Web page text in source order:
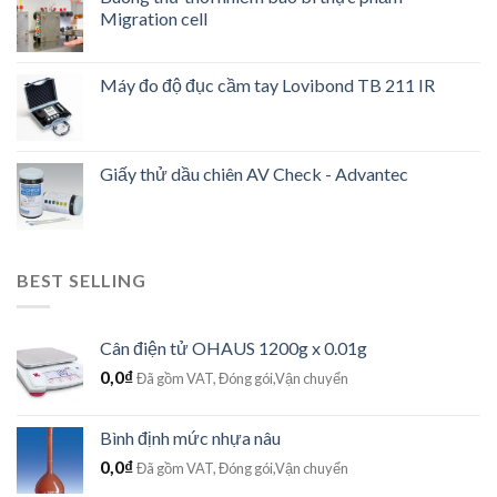
Migration cell
Máy đo độ đục cầm tay Lovibond TB 211 IR
Giấy thử dầu chiên AV Check - Advantec
BEST SELLING
Cân điện tử OHAUS 1200g x 0.01g
0,0₫Đã gồm VAT, Đóng gói,Vận chuyển
Bình định mức nhựa nâu
0,0₫Đã gồm VAT, Đóng gói,Vận chuyển